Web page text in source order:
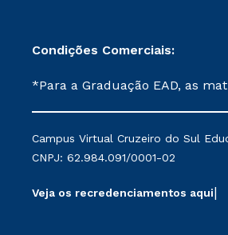
Condições Comerciais:
*Para a Graduação EAD, as
mantidos conforme
serviços.
Campus Virtual Cruzeiro do Sul
CNPJ: 62.984.091/0001-02
Veja os recredenciamentos aqui